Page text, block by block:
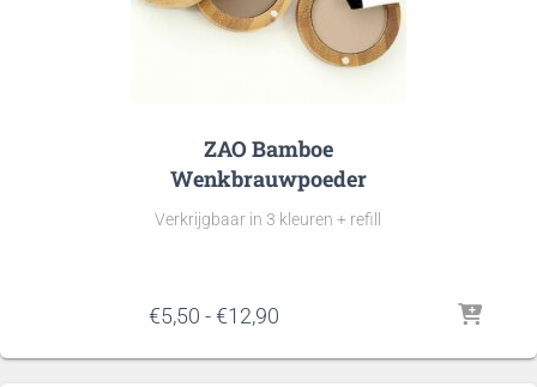
ZAO Bamboe
Wenkbrauwpoeder
Verkrijgbaar in 3 kleuren + refill
€5,50 -€12,90
tot